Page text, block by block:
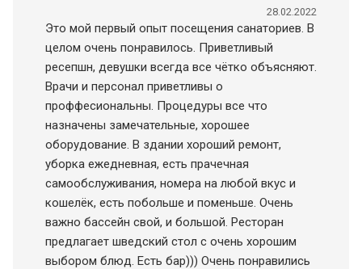
28.02.2022
Это мой первый опыт посещения санаториев. В
целом очень понравилось. Приветливый
ресепшн, девушки всегда все чётко объясняют.
Врачи и персонал приветливы о
проффесиональны. Процедуры все что
назначены замечательные, хорошее
оборудование. В здании хороший ремонт,
уборка ежедневная, есть прачечная
самообслуживания, номера на любой вкус и
кошелёк, есть побольше и поменьше. Очень
важно бассейн свой, и большой. Ресторан
предлагает шведский стол с очень хорошим
выбором блюд. Есть бар))) Очень понравились